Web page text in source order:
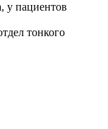
у пациентов
тонкого